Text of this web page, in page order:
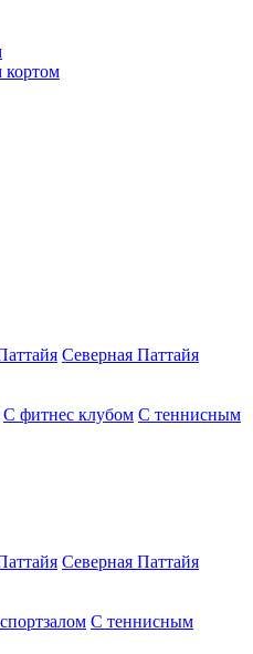
Северная Паттайя
С фитнес клубом С теннисным
Северная Паттайя
С теннисным